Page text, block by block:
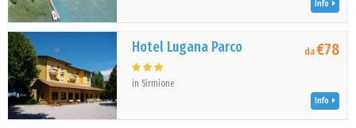
Info
Hotel Lugana Parco
in Sirmione
da€78
Info